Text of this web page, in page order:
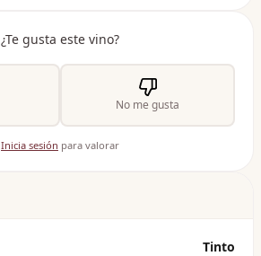
¿Te gusta este vino?
No me gusta
Inicia sesión para valorar
Tinto